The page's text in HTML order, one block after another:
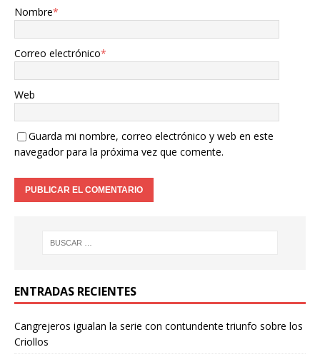
Nombre*
Correo electrónico*
Web
Guarda mi nombre, correo electrónico y web en este
navegador para la próxima vez que comente.
ENTRADAS RECIENTES
Cangrejeros igualan la serie con contundente triunfo sobre los
Criollos